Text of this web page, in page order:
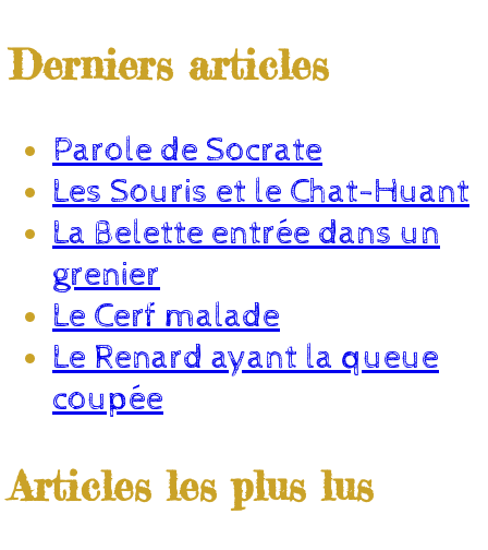
Derniers articles
Parole de Socrate
Les Souris et le Chat-Huant
La Belette entrée dans un
grenier
Le Cerf malade
Le Renard ayant la queue
coupée
Articles les plus lus